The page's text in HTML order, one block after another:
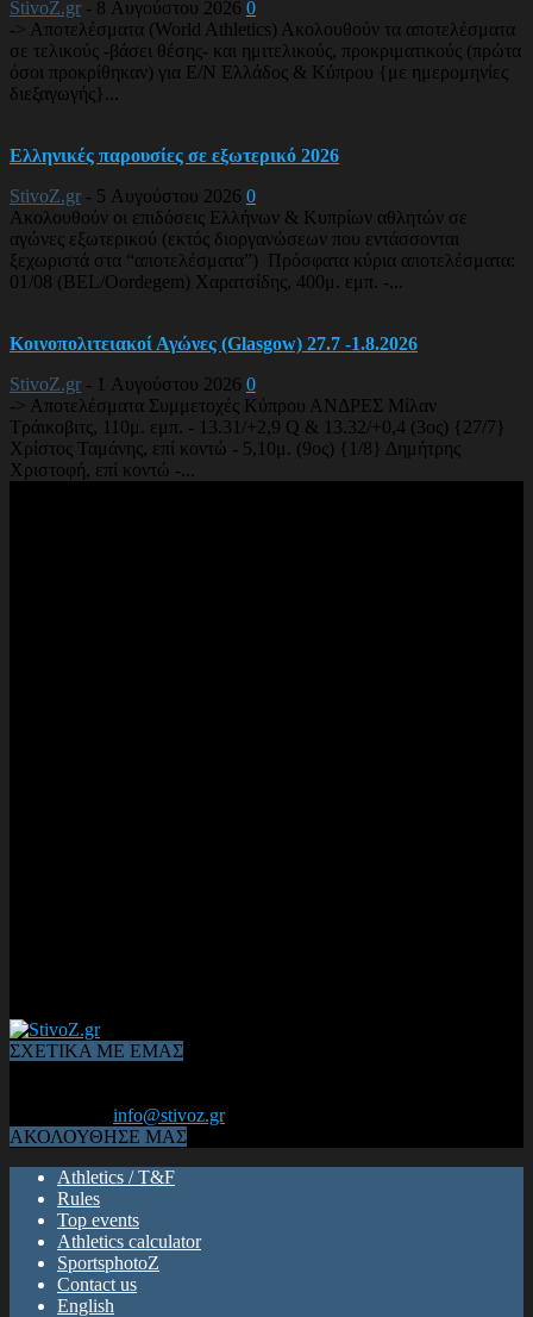
StivoZ.gr - 8 Αυγούστου 2026 0
-> Αποτελέσματα (World Athletics) Ακολουθούν τα αποτελέσματα
σε τελικούς -βάσει θέσης- και ημιτελικούς, προκριματικούς (πρώτα
όσοι προκρίθηκαν) για Ε/Ν Ελλάδος & Κύπρου {με ημερομηνίες
διεξαγωγής}...
Ελληνικές παρουσίες σε εξωτερικό 2026
StivoZ.gr - 5 Αυγούστου 2026 0
Ακολουθούν οι επιδόσεις Ελλήνων & Κυπρίων αθλητών σε
αγώνες εξωτερικού (εκτός διοργανώσεων που εντάσσονται
ξεχωριστά στα “αποτελέσματα”) Πρόσφατα κύρια αποτελέσματα:
01/08 (BEL/Oordegem) Χαρατσίδης, 400μ. εμπ. -...
Κοινοπολιτειακοί Αγώνες (Glasgow) 27.7 -1.8.2026
StivoZ.gr - 1 Αυγούστου 2026 0
-> Αποτελέσματα Συμμετοχές Κύπρου ΑΝΔΡΕΣ Μίλαν
Τράικοβιτς, 110μ. εμπ. - 13.31/+2,9 Q & 13.32/+0,4 (3ος) {27/7}
Χρίστος Ταμάνης, επί κοντώ - 5,10μ. (9ος) {1/8} Δημήτρης
Χριστοφή, επί κοντώ -...
ΣΧΕΤΙΚΑ ΜΕ ΕΜΑΣ
info@stivoz.gr
ΑΚΟΛΟΥΘΗΣΕ ΜΑΣ
Athletics / T&F
Rules
Top events
Athletics calculator
SportsphotoZ
Contact us
English